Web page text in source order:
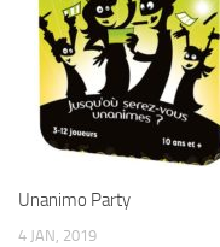
Unanimo Party
4 JAN, 2019